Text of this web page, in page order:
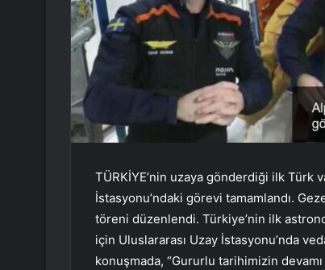
TÜRKİYE’nin uzaya gönderdiği ilk Türk
İstasyonu’ndaki görevi tamamlandı.
töreni düzenlendi. Türkiye’nin ilk
için Uluslararası Uzay İstasyonu’nda
konuşmada, “Gururlu tarihimizin devamı